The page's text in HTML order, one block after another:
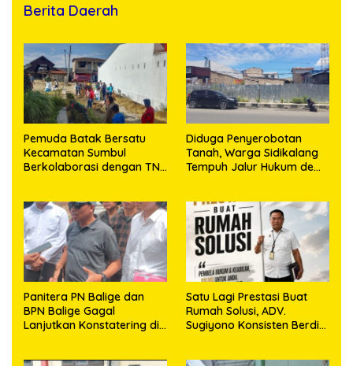
Berita Daerah
Pemuda Batak Bersatu
Kecamatan Sumbul
Berkolaborasi dengan TNI
023/KS dan HUT Ke-81
Kemerdekaan RI
Diduga Penyerobotan
Tanah, Warga Sidikalang
Tempuh Jalur Hukum demi
Panitera PN Balige dan
BPN Balige Gagal
Lanjutkan Konstatering di
Satu Lagi Prestasi Buat
Rumah Solusi, ADV.
Sugiyono Konsisten Berdiri